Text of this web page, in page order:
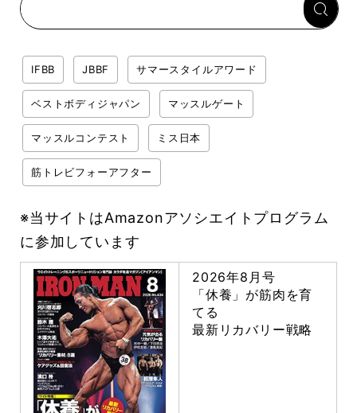
IFBB JBBF サマースタイルアワード
ベストボディジャパン マッスルゲート
マッスルコンテスト ミス日本
筋トレビフォーアフター
※当サイトはAmazonアソシエイトプログラム
に参加しています
2026年8月号
「休養」が筋肉を育
てる
最新リカバリー戦略